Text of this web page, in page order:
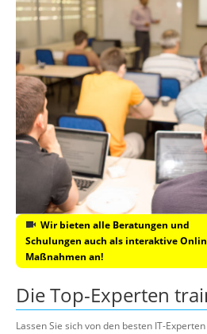
Wir bieten alle Beratungen und
Schulungen auch als interaktive
Maßnahmen an!
Die Top-Experten
Lassen Sie sich von den besten IT-